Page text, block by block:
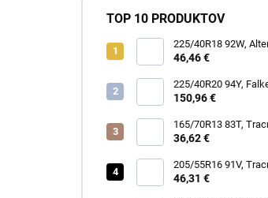
TOP 10 PRODUKTOV
225/40R18 92W,
SPORTS COMFORTER
46,46 €
225/40R20 94Y,
AZENIS FK520
150,96 €
165/70R13 83T,
TRAC SAVER A/S
36,62 €
205/55R16 91V,
PRIVILO S-130
46,31 €